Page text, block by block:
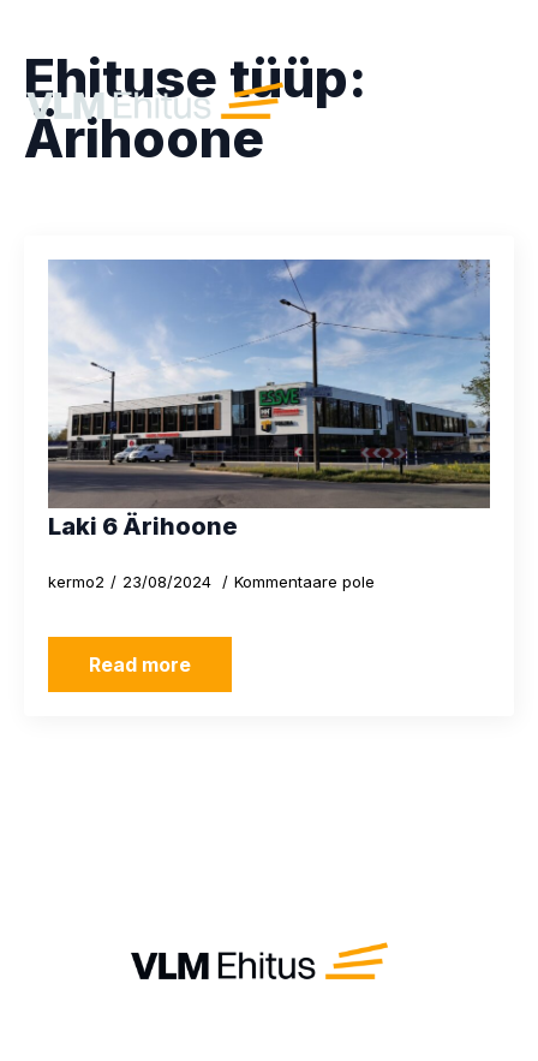
Ehituse tüüp:
Ärihoone
Laki 6 Ärihoone
kermo2 23/08/2024 Kommentaare pole
Read more